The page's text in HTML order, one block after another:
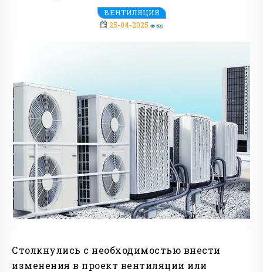
ВЕНТИЛЯЦИЯ
25-04-2025
589
Столкнулись с необходимостью внести
изменения в проект вентиляции или